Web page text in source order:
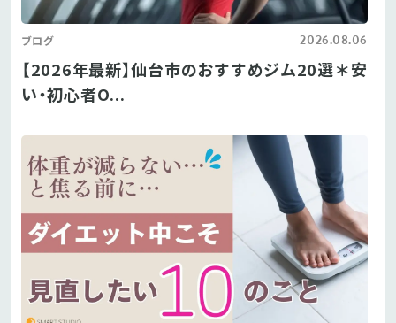
ブログ 2026.08.06
【2026年最新】仙台市のおすすめジム20選＊安
い・初心者O...